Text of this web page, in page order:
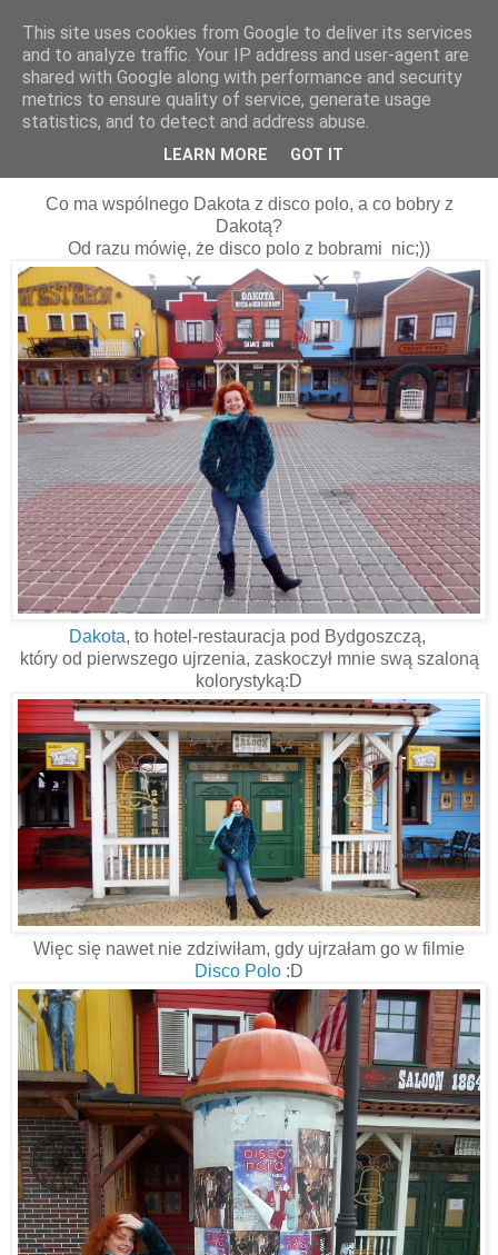
08 kwietnia 2015
Disco polo, Dakota i bobry... ;)
Co ma wspólnego Dakota z disco polo, a co bobry z
Dakotą?
Od razu mówię, że disco polo z bobrami nic;))
Dakota, to hotel-restauracja pod Bydgoszczą,
który od pierwszego ujrzenia, zaskoczył mnie swą szaloną
kolorystyką:D
Więc się nawet nie zdziwiłam, gdy ujrzałam go w filmie
Disco Polo :D
This site uses cookies from Google to deliver its services
and to analyze traffic. Your IP address and user-agent are
shared with Google along with performance and security
metrics to ensure quality of service, generate usage
statistics, and to detect and address abuse.
LEARN MORE GOT IT